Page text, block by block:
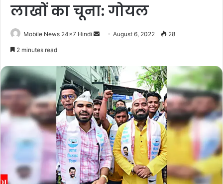
लाखों का चूना: गोयल
Mobile News 24x7 Hindi
SendAugust 6, 2022 28
2 minutes read